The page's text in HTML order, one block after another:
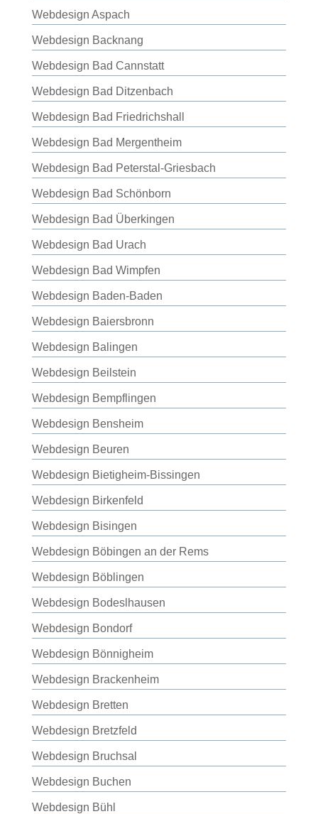
Webdesign Aspach
Webdesign Backnang
Webdesign Bad Cannstatt
Webdesign Bad Ditzenbach
Webdesign Bad Friedrichshall
Webdesign Bad Mergentheim
Webdesign Bad Peterstal-Griesbach
Webdesign Bad Schönborn
Webdesign Bad Überkingen
Webdesign Bad Urach
Webdesign Bad Wimpfen
Webdesign Baden-Baden
Webdesign Baiersbronn
Webdesign Balingen
Webdesign Beilstein
Webdesign Bempflingen
Webdesign Bensheim
Webdesign Beuren
Webdesign Bietigheim-Bissingen
Webdesign Birkenfeld
Webdesign Bisingen
Webdesign Böbingen an der Rems
Webdesign Böblingen
Webdesign Bodeslhausen
Webdesign Bondorf
Webdesign Bönnigheim
Webdesign Brackenheim
Webdesign Bretten
Webdesign Bretzfeld
Webdesign Bruchsal
Webdesign Buchen
Webdesign Bühl